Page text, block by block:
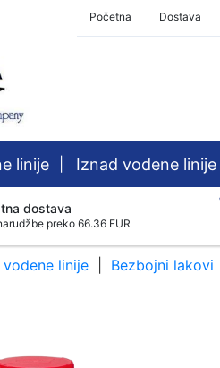
Početna Dostava
linije Iznad vodene linije
dostava
preko 66.36 EUR
vodene linije Bezbojni lakovi